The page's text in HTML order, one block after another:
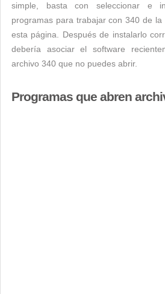
simple, basta con seleccionar e
programas para trabajar con 340 de
esta página. Después de instalarlo
debería asociar el software
archivo 340 que no puedes abrir.
Programas que abren